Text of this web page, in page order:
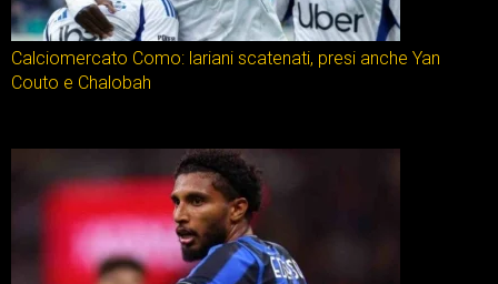
Calciomercato Como: lariani scatenati, presi anche Yan
Couto e Chalobah